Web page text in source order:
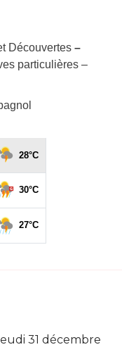
Découvertes –
particulières –
31 décembre